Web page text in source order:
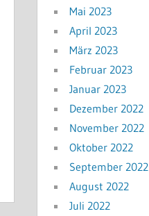
Mai 2023
April 2023
März 2023
Februar 2023
Januar 2023
Dezember 2022
November 2022
Oktober 2022
September 2022
August 2022
Juli 2022